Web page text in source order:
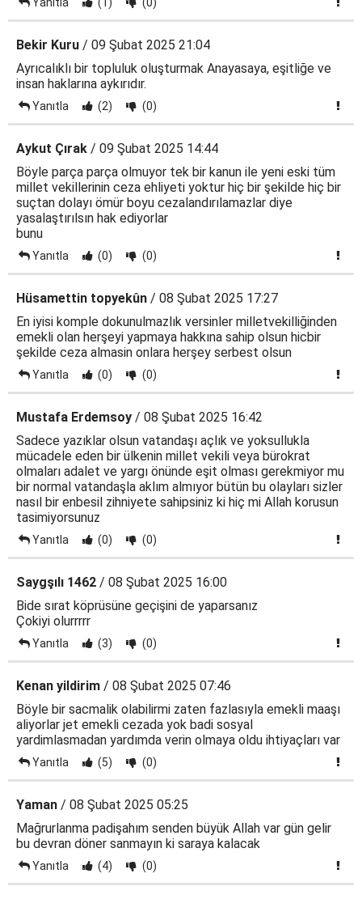
Bekir Kuru / 09 Şubat 2025 21:04
Ayrıcalıklı bir topluluk oluşturmak Anayasaya, eşitliğe ve
insan haklarına aykırıdır.
Yanıtla (2) (0)
Aykut Çırak / 09 Şubat 2025 14:44
Böyle parça parça olmuyor tek bir kanun ile yeni eski tüm
millet vekillerinin ceza ehliyeti yoktur hiç bir şekilde hiç bir
suçtan dolayı ömür boyu cezalandırılamazlar diye
yasalaştırılsın hak ediyorlar
bunu
Yanıtla (0) (0)
Hüsamettin topyekûn / 08 Şubat 2025 17:27
En iyisi komple dokunulmazlık versinler milletvekilliğinden
emekli olan herşeyi yapmaya hakkına sahip olsun hicbir
şekilde ceza almasin onlara herşey serbest olsun
Yanıtla (0) (0)
Mustafa Erdemsoy / 08 Şubat 2025 16:42
Sadece yazıklar olsun vatandaşı açlık ve yoksullukla
mücadele eden bir ülkenin millet vekili veya bürokrat
olmaları adalet ve yargı önünde eşit olması gerekmiyor mu
bir normal vatandaşla aklım almıyor bütün bu olayları sizler
nasıl bir enbesil zihniyete sahipsiniz ki hiç mi Allah korusun
tasimiyorsunuz
Yanıtla (0) (0)
Saygşılı 1462 / 08 Şubat 2025 16:00
Bide sırat köprüsüne geçişini de yaparsanız
Çokiyi olurrrrr
Yanıtla (3) (0)
Kenan yildirim / 08 Şubat 2025 07:46
Böyle bir sacmalik olabilirmi zaten fazlasıyla emekli maaşı
aliyorlar jet emekli cezada yok badi sosyal
yardimlasmadan yardımda verin olmaya oldu ihtiyaçları var
Yanıtla (5) (0)
Yaman / 08 Şubat 2025 05:25
Mağrurlanma padişahım senden büyük Allah var gün gelir
bu devran döner sanmayın ki saraya kalacak
Yanıtla (4) (0)